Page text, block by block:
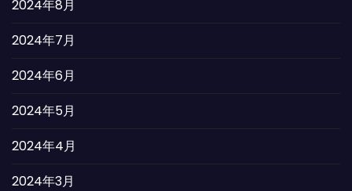
2024年8月
2024年7月
2024年6月
2024年5月
2024年4月
2024年3月